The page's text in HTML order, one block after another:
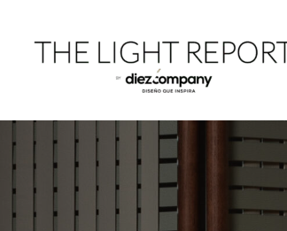
contenido